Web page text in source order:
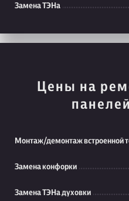
Замена ТЭНа
Цены на
Монтаж/демонтаж встроенной
Замена конфорки
Замена ТЭНа духовки